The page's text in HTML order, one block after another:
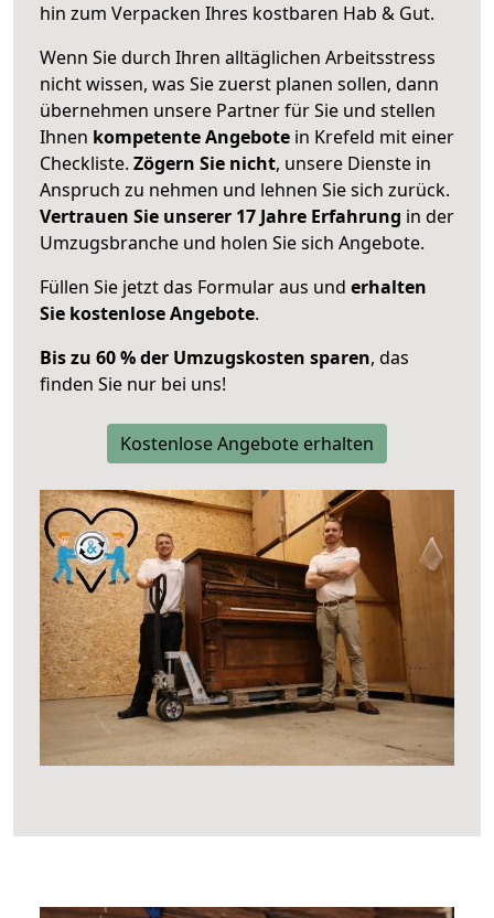
hin zum Verpacken Ihres kostbaren Hab & Gut.
Wenn Sie durch Ihren alltäglichen Arbeitsstress
nicht wissen, was Sie zuerst planen sollen, dann
übernehmen unsere Partner für Sie und stellen
Ihnen kompetente Angebote in Krefeld mit einer
Checkliste. Zögern Sie nicht, unsere Dienste in
Anspruch zu nehmen und lehnen Sie sich zurück.
Vertrauen Sie unserer 17 Jahre Erfahrung in der
Umzugsbranche und holen Sie sich Angebote.
Füllen Sie jetzt das Formular aus und erhalten
Sie kostenlose Angebote.
Bis zu 60 % der Umzugskosten sparen, das
finden Sie nur bei uns!
Kostenlose Angebote erhalten